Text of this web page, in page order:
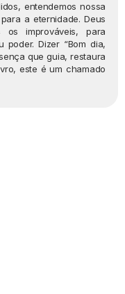
entendemos nossa
a eternidade. Deus
improváveis, para
poder. Dizer “Bom dia,
que guia, restaura
este é um chamado